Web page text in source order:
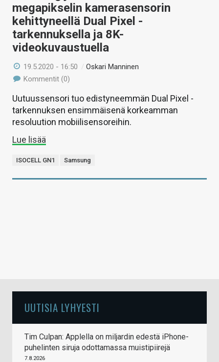
megapikselin kamerasensorin
kehittyneellä Dual Pixel -
tarkennuksella ja 8K-
videokuvaustuella
19.5.2020 - 16:50 /Oskari Manninen
Kommentit (0)
Uutuussensori tuo edistyneemmän Dual Pixel -
tarkennuksen ensimmäisenä korkeamman
resoluution mobiilisensoreihin.
Lue lisää
ISOCELL GN1 Samsung
UUTISIA LYHYESTI
Tim Culpan: Applella on miljardin edestä iPhone-
puhelinten siruja odottamassa muistipiirejä
7.8.2026